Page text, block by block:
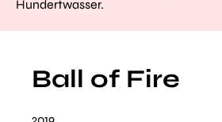
Hundertwasser.